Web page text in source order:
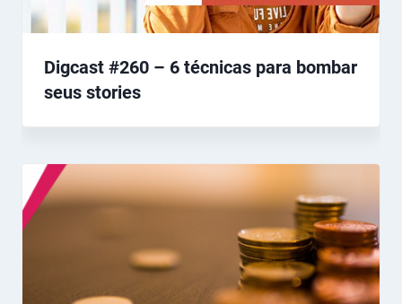
Digcast #260 – 6 técnicas para bombar
seus stories